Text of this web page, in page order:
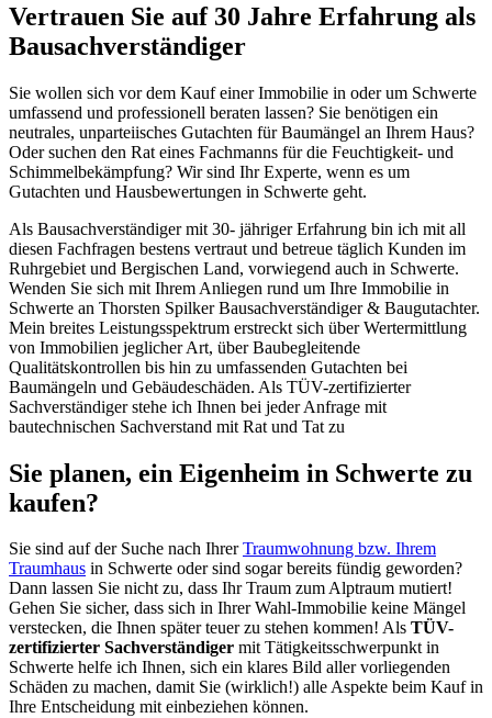
Vertrauen Sie auf 30 Jahre Erfahrung als
Bausachverständiger
Sie wollen sich vor dem Kauf einer Immobilie in oder um Schwerte
umfassend und professionell beraten lassen? Sie benötigen ein
neutrales, unparteiisches Gutachten für Baumängel an Ihrem Haus?
Oder suchen den Rat eines Fachmanns für die Feuchtigkeit- und
Schimmelbekämpfung? Wir sind Ihr Experte, wenn es um
Gutachten und Hausbewertungen in Schwerte geht.
Als Bausachverständiger mit 30- jähriger Erfahrung bin ich mit all
diesen Fachfragen bestens vertraut und betreue täglich Kunden im
Ruhrgebiet und Bergischen Land, vorwiegend auch in Schwerte.
Wenden Sie sich mit Ihrem Anliegen rund um Ihre Immobilie in
Schwerte an Thorsten Spilker Bausachverständiger & Baugutachter.
Mein breites Leistungsspektrum erstreckt sich über Wertermittlung
von Immobilien jeglicher Art, über Baubegleitende
Qualitätskontrollen bis hin zu umfassenden Gutachten bei
Baumängeln und Gebäudeschäden. Als TÜV-zertifizierter
Sachverständiger stehe ich Ihnen bei jeder Anfrage mit
bautechnischen Sachverstand mit Rat und Tat zu
Sie planen, ein Eigenheim in Schwerte zu
kaufen?
Sie sind auf der Suche nach IhrerTraumwohnung bzw. Ihrem
Traumhaus in Schwerte oder sind sogar bereits fündig geworden?
Dann lassen Sie nicht zu, dass Ihr Traum zum Alptraum mutiert!
Gehen Sie sicher, dass sich in Ihrer Wahl-Immobilie keine Mängel
verstecken, die Ihnen später teuer zu stehen kommen! Als TÜV-
zertifizierter Sachverständiger mit Tätigkeitsschwerpunkt in
Schwerte helfe ich Ihnen, sich ein klares Bild aller vorliegenden
Schäden zu machen, damit Sie (wirklich!) alle Aspekte beim Kauf in
Ihre Entscheidung mit einbeziehen können.